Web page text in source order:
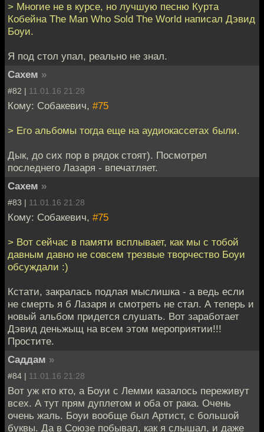
> Многие не в курсе, но лучшую песню Курта
Кобейна The Man Who Sold The World написал Дэвид
Боуи.
Я под стол упал, реально не знал.
Сахем »
#82 | 11.01.16 21:28
Кому: Собакевич, #75
> Его альбомы тогда еще на аудиокассетах были.
Дык, до сих пор в рядок стоят). Посмотрел
последнего Лазаря - впечатляет.
Сахем »
#83 | 11.01.16 21:28
Кому: Собакевич, #75
> Вот сейчас в памяти всплывает, как мы с тобой
давным давно не совсем трезвые творчество Боуи
обсуждали :)
Кстати, закралась подлая мыслишка - а ведь если
не смерть я б Лазаря и смотреть не стал. А теперь и
новый альбом придется слушать. Вот заработает
Дэвид деньжыщ на всем этом мероприятии!!!
Простите.
Саддам »
#84 | 11.01.16 21:28
Вот уж кто кто, а Боуи с Лемми казалось переживут
всех. А тут прям дуплетом и оба от рака. Очень
очень жаль. Боуи вообще был Артист, с большой
буквы. Да в Союзе побывал, как я слышал, и даже